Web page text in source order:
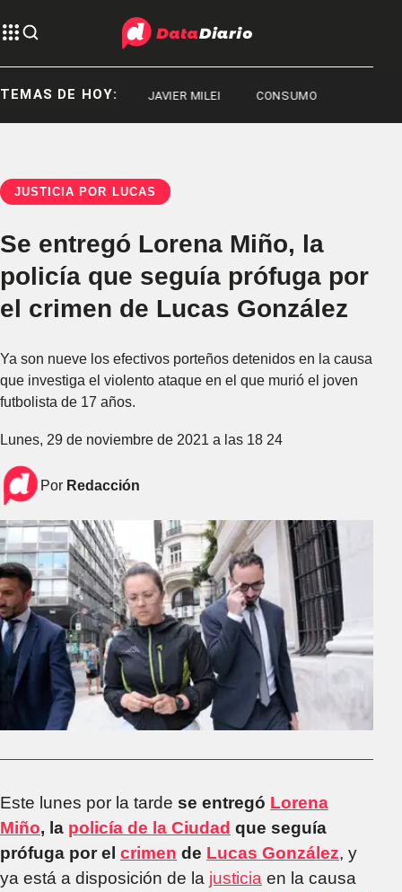
TEMAS DE HOY:
DEPORTES JAVIER MILEI CONSUMO
JUSTICIA POR LUCAS
Se entregó Lorena Miño, la
policía que seguía prófuga por
el crimen de Lucas González
Ya son nueve los efectivos porteños detenidos en la causa
que investiga el violento ataque en el que murió el joven
futbolista de 17 años.
Lunes, 29 de noviembre de 2021 a las 18 24
Por Redacción
Este lunes por la tarde se entregó Lorena
Miño, la policía de la Ciudad que seguía
prófuga por el crimen de Lucas González, y
ya está a disposición de la justicia en la causa